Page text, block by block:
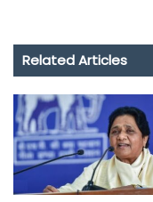
e
b
o
k
t
s
p
p
t
t
r
e
a
m
Related Articles